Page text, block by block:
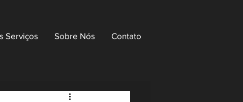
Serviços Sobre Nós Contato